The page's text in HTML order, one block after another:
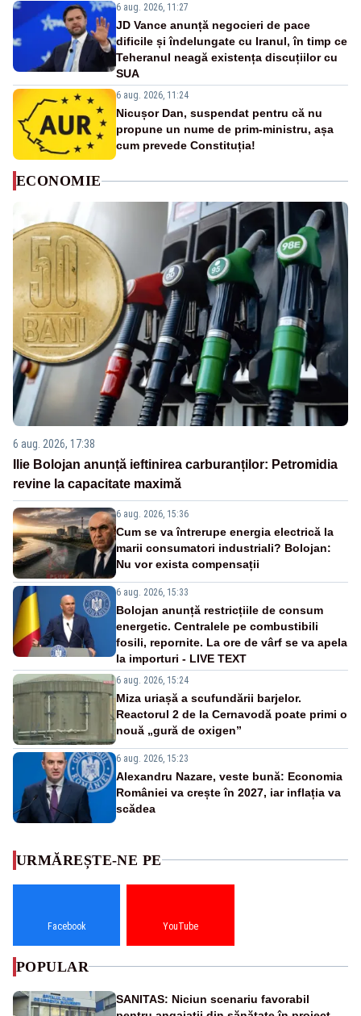
6 aug. 2026, 11:27
JD Vance anunță negocieri de pace
dificile și îndelungate cu Iranul, în timp ce
Teheranul neagă existența discuțiilor cu
SUA
6 aug. 2026, 11:24
Nicușor Dan, suspendat pentru că nu
propune un nume de prim-ministru, așa
cum prevede Constituția!
ECONOMIE
6 aug. 2026, 17:38
Ilie Bolojan anunță ieftinirea carburanților: Petromidia
revine la capacitate maximă
6 aug. 2026, 15:36
Cum se va întrerupe energia electrică la
marii consumatori industriali? Bolojan:
Nu vor exista compensații
6 aug. 2026, 15:33
Bolojan anunță restricțiile de consum
energetic. Centralele pe combustibili
fosili, repornite. La ore de vârf se va apela
la importuri - LIVE TEXT
6 aug. 2026, 15:24
Miza uriașă a scufundării barjelor.
Reactorul 2 de la Cernavodă poate primi o
nouă „gură de oxigen”
6 aug. 2026, 15:23
Alexandru Nazare, veste bună: Economia
României va crește în 2027, iar inflația va
scădea
URMĂREȘTE-NE PE
Facebook YouTube
POPULAR
SANITAS: Niciun scenariu favorabil